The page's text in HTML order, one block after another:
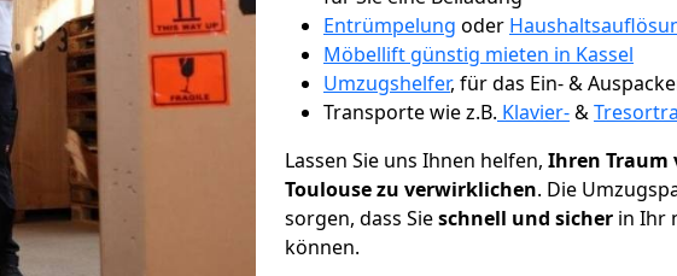
Entrümpelung oder
Möbellift günstig mieten in Kassel
Umzugshelfer, für das Ein- &
Transporte wie z.B. Klavier-&
Lassen Sie uns Ihnen helfen, Ihren Traum
Toulouse zu verwirklichen. Die
sorgen, dass Sieschnell und sicher in Ihr
können.